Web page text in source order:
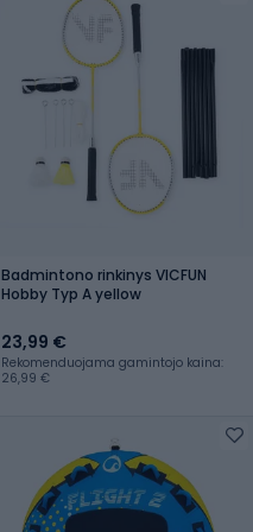
Badmintono rinkinys VICFUN
Hobby Typ A yellow
23,99 €
Rekomenduojama gamintojo kaina:
26,99 €